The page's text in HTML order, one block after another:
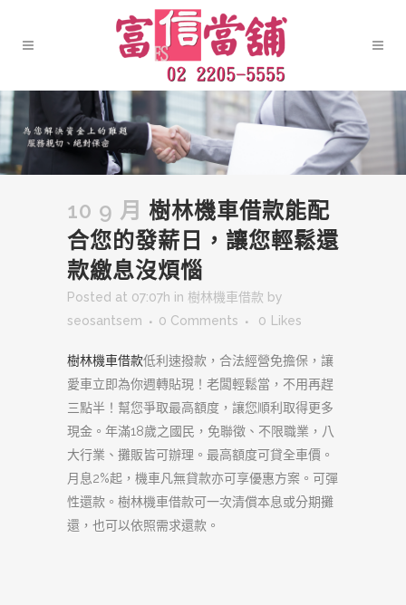
10 9 月 樹林機車借款能配
合您的發薪日，讓您輕鬆還
款繳息沒煩惱
Posted at 07:07h in 樹林機車借款 by
seosantsem
0 Comments 0 Likes
樹林機車借款低利速撥款，合法經營免擔保，讓
愛車立即為你週轉貼現！老闆輕鬆當，不用再趕
三點半！幫您爭取最高額度，讓您順利取得更多
現金。年滿18歲之國民，免聯徵、不限職業，八
大行業、攤販皆可辦理。最高額度可貸全車價。
月息2%起，機車凡無貸款亦可享優惠方案。可彈
性還款。樹林機車借款可一次清償本息或分期攤
還，也可以依照需求還款。